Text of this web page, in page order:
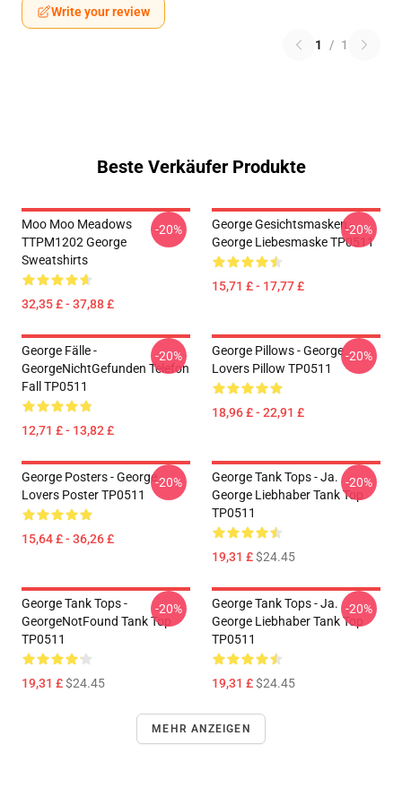
Write your review
1 / 1
Beste Verkäufer Produkte
Moo Moo Meadows
TTPM1202 George
Sweatshirts
32,35 £ - 37,88 £
-20%
George Gesichtsmasken -
George Liebesmaske TP0511
15,71 £ - 17,77 £
-20%
George Fälle -
GeorgeNichtGefunden Telefon
Fall TP0511
12,71 £ - 13,82 £
-20%
George Pillows - George
Lovers Pillow TP0511
18,96 £ - 22,91 £
-20%
George Posters - George
Lovers Poster TP0511
15,64 £ - 36,26 £
-20%
George Tank Tops - Ja.
George Liebhaber Tank Top
TP0511
19,31 £$24.45
-20%
George Tank Tops -
GeorgeNotFound Tank Top
TP0511
19,31 £$24.45
-20%
George Tank Tops - Ja.
George Liebhaber Tank Top
TP0511
19,31 £$24.45
-20%
MEHR ANZEIGEN